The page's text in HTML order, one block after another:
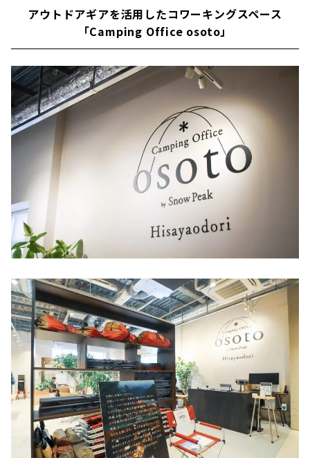
アウトドアギアを活用したコワーキングスペース
「Camping Office osoto」